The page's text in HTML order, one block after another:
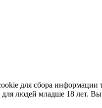
для сбора информации
людей младше 18 лет. Вы